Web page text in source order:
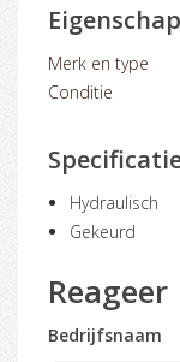
Merk en type
Conditie
Hydraulisch
Gekeurd
Reageer
Bedrijfsnaam